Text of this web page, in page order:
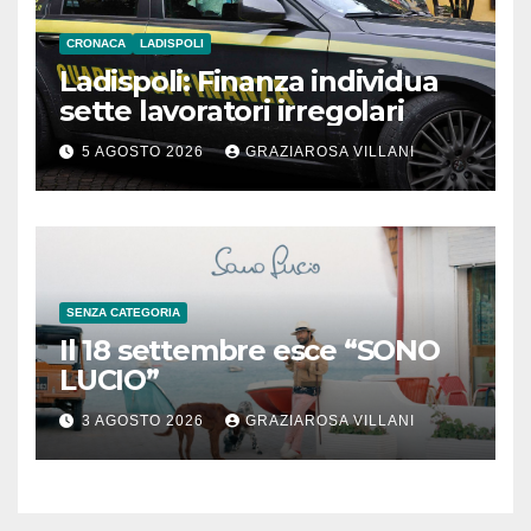
CRONACA LADISPOLI
Ladispoli: Finanza individua
sette lavoratori irregolari
5 AGOSTO 2026 GRAZIAROSA VILLANI
SENZA CATEGORIA
Il 18 settembre esce “SONO
LUCIO”
3 AGOSTO 2026 GRAZIAROSA VILLANI